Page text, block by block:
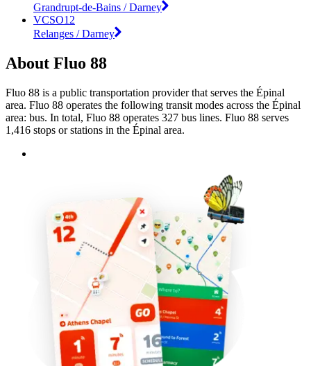
Grandrupt-de-Bains / Darney
VCSO12
Relanges / Darney
About Fluo 88
Fluo 88 is a public transportation provider that serves the Épinal
area. Fluo 88 operates the following transit modes across the Épinal
area: bus. In total, Fluo 88 operates 327 bus lines. Fluo 88 serves
1,416 stops or stations in the Épinal area.